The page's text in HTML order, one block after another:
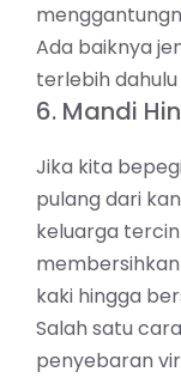
Ada baiknya
terlebih
6. Mandi
Jika kita
pulang dari
keluarga
kaki hingga
Salah satu
penyebaran